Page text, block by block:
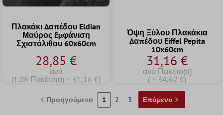
Πλακάκι Δαπέδου Eldian
Μαύρος Eμφάνιση
Σχιστόλιθου 60x60cm
28,85 €
ανά
(1.08 Πακέτο(α) = 31,16 €)
Όψη Ξύλου Πλακάκια
Δαπέδου Eiffel Pepita
10x60cm
31,16 €
ανά Πακέτο(α)
( = 34,62 €)
Προηγούμενο 1 2 3 Επόμενο